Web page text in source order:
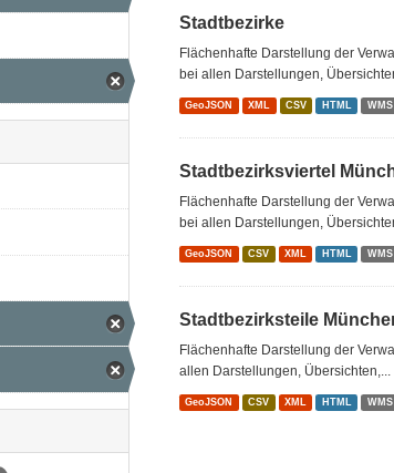
Stadtbezirke
Flächenhafte Darstellung der
bei allen Darstellungen,
GeoJSON XML CSV HTML WMS
Stadtbezirksviertel
Flächenhafte Darstellung der
bei allen Darstellungen,
GeoJSON CSV XML HTML WMS
Stadtbezirksteile
Flächenhafte Darstellung der
allen Darstellungen, Übersichten,...
GeoJSON CSV XML HTML WMS